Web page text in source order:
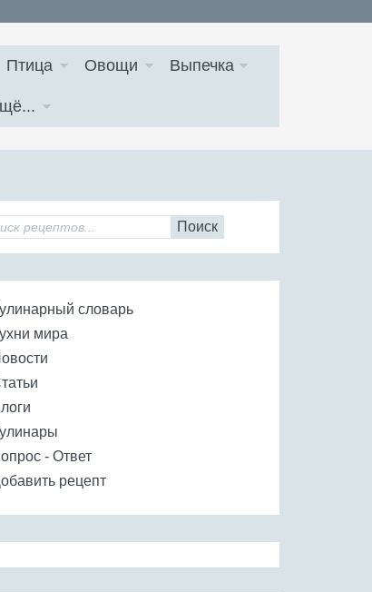
Птица Овощи Выпечка
Поиск
словарь
мира
- Ответ
рецепт